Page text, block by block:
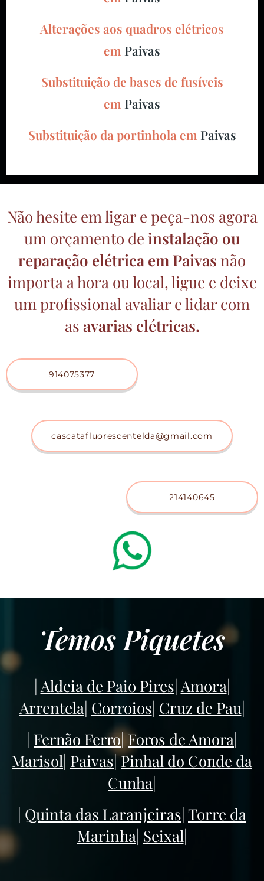
Alterações aos quadros elétricos
em Paivas
Substituição de bases de fusíveis
em Paivas
Substituição da portinhola em Paivas
Não hesite em ligar e peça-nos agora
um orçamento de instalação ou
reparação elétrica em Paivas não
importa a hora ou local, ligue e deixe
um profissional avaliar e lidar com
as avarias elétricas.
914075377
cascatafluorescentelda@gmail.com
214140645
Temos Piquetes
|Aldeia de Paio Pires|Amora|
Arrentela| Corroios| Cruz de Pau|
| Fernão Ferro|Foros de Amora|
Marisol| Paivas|Pinhal do Conde da
Cunha|
| Quinta das Laranjeiras| Torre da
Marinha| Seixal|